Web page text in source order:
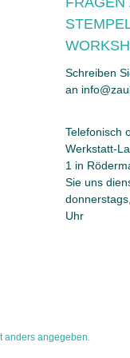
Schreiben
an
Telefonisch
Werkstatt-
1 in
Sie uns
Uhr
anders angegeben.